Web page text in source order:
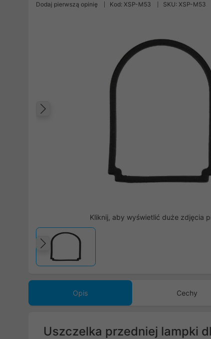
Dodaj pierwszą opinię Kod: XSP-M53 SKU: XSP-M53
Kliknij, aby wyświetlić duże zdjęcia
Poprzedni
Opis Cechy
Uszczelka przedniej lampki